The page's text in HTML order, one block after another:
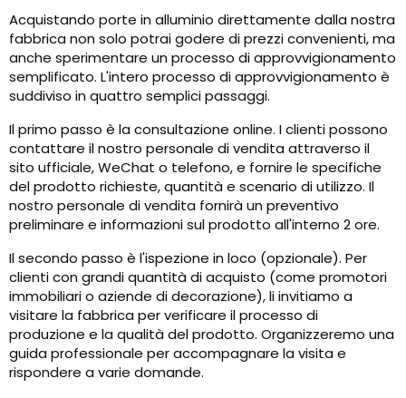
Acquistando porte in alluminio direttamente dalla nostra
fabbrica non solo potrai godere di prezzi convenienti, ma
anche sperimentare un processo di approvvigionamento
semplificato. L'intero processo di approvvigionamento è
suddiviso in quattro semplici passaggi.
Il primo passo è la consultazione online. I clienti possono
contattare il nostro personale di vendita attraverso il
sito ufficiale, WeChat o telefono, e fornire le specifiche
del prodotto richieste, quantità e scenario di utilizzo. Il
nostro personale di vendita fornirà un preventivo
preliminare e informazioni sul prodotto all'interno 2 ore.
Il secondo passo è l'ispezione in loco (opzionale). Per
clienti con grandi quantità di acquisto (come promotori
immobiliari o aziende di decorazione), li invitiamo a
visitare la fabbrica per verificare il processo di
produzione e la qualità del prodotto. Organizzeremo una
guida professionale per accompagnare la visita e
rispondere a varie domande.